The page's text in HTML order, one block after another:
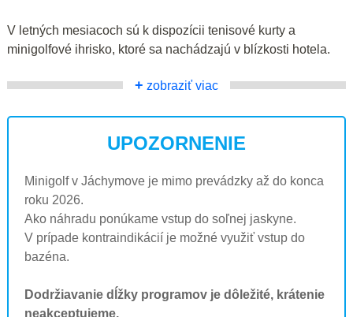
V letných mesiacoch sú k dispozícii tenisové kurty a
minigolfové ihrisko, ktoré sa nachádzajú v blízkosti hotela.
+ zobraziť viac
UPOZORNENIE
Minigolf v Jáchymove je mimo prevádzky až do konca
roku 2026.
Ako náhradu ponúkame vstup do soľnej jaskyne.
V prípade kontraindikácií je možné využiť vstup do
bazéna.
Dodržiavanie dĺžky programov je dôležité, krátenie
neakceptujeme.